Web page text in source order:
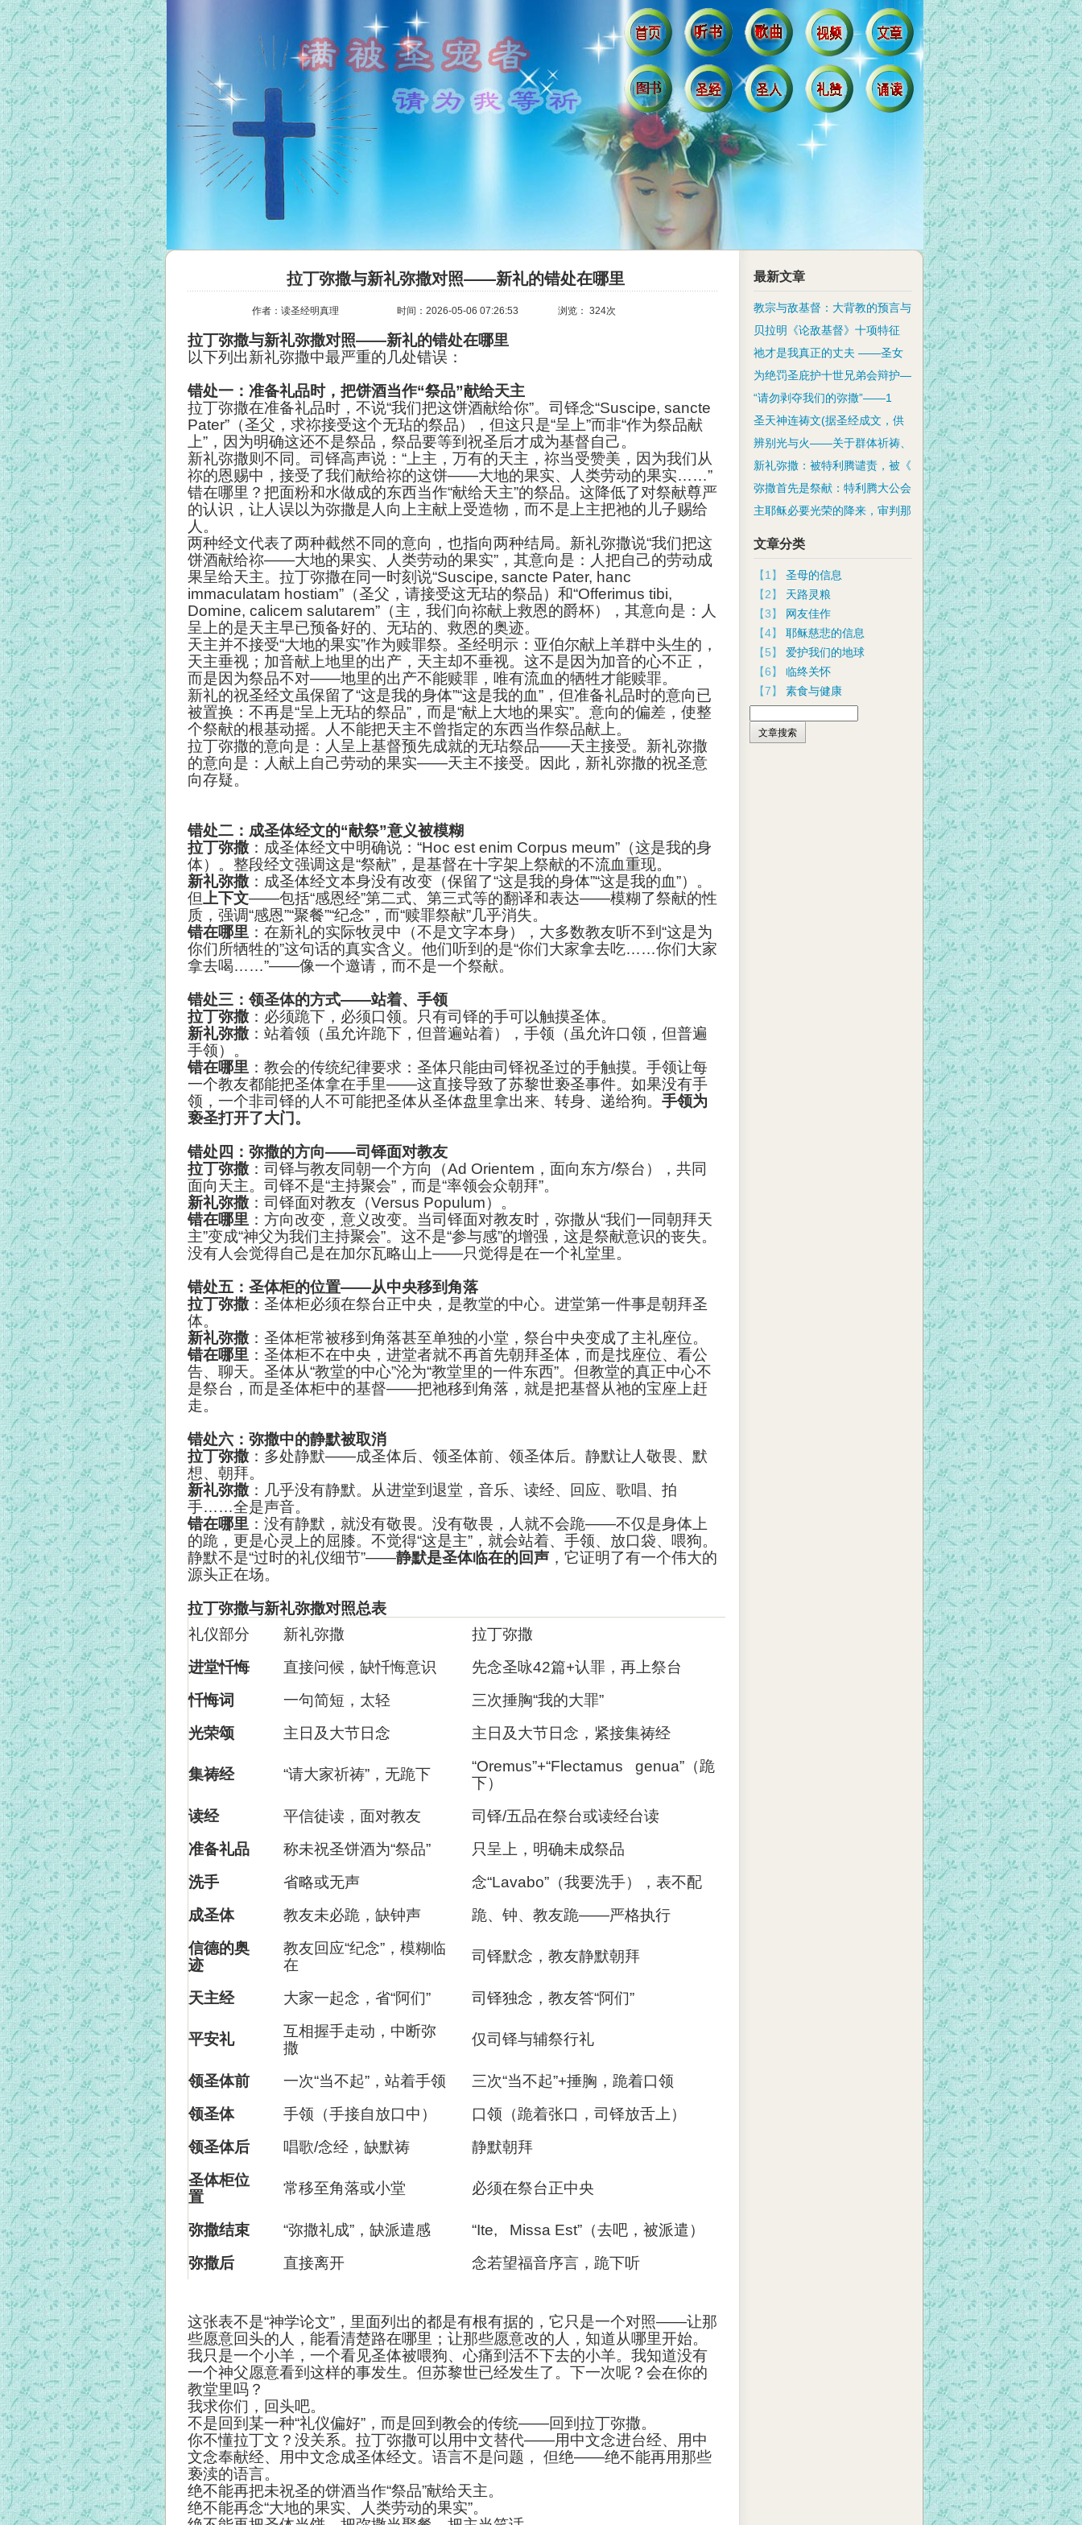
拉丁弥撒与新礼弥撒对照——新礼的错处在哪里
作者：读圣经明真理 时间：2026-05-06 07:26:53 浏览： 324次
拉丁弥撒与新礼弥撒对照——新礼的错处在哪里
以下列出新礼弥撒中最严重的几处错误：
错处一：准备礼品时，把饼酒当作“祭品”献给天主
拉丁弥撒在准备礼品时，不说“我们把这饼酒献给你”。司铎念“Suscipe, sancte
Pater”（圣父，求祢接受这个无玷的祭品），但这只是“呈上”而非“作为祭品献
上”，因为明确这还不是祭品，祭品要等到祝圣后才成为基督自己。
新礼弥撒则不同。司铎高声说：“上主，万有的天主，祢当受赞美，因为我们从
祢的恩赐中，接受了我们献给祢的这饼——大地的果实、人类劳动的果实……”
错在哪里？把面粉和水做成的东西当作“献给天主”的祭品。这降低了对祭献尊严
的认识，让人误以为弥撒是人向上主献上受造物，而不是上主把祂的儿子赐给
人。
两种经文代表了两种截然不同的意向，也指向两种结局。新礼弥撒说“我们把这
饼酒献给祢——大地的果实、人类劳动的果实”，其意向是：人把自己的劳动成
果呈给天主。拉丁弥撒在同一时刻说“Suscipe, sancte Pater, hanc
immaculatam hostiam”（圣父，请接受这无玷的祭品）和“Offerimus tibi,
Domine, calicem salutarem”（主，我们向祢献上救恩的爵杯），其意向是：人
呈上的是天主早已预备好的、无玷的、救恩的奥迹。
天主并不接受“大地的果实”作为赎罪祭。圣经明示：亚伯尔献上羊群中头生的，
天主垂视；加音献上地里的出产，天主却不垂视。这不是因为加音的心不正，
而是因为祭品不对——地里的出产不能赎罪，唯有流血的牺牲才能赎罪。
新礼的祝圣经文虽保留了“这是我的身体”“这是我的血”，但准备礼品时的意向已
被置换：不再是“呈上无玷的祭品”，而是“献上大地的果实”。意向的偏差，使整
个祭献的根基动摇。人不能把天主不曾指定的东西当作祭品献上。
拉丁弥撒的意向是：人呈上基督预先成就的无玷祭品——天主接受。新礼弥撒
的意向是：人献上自己劳动的果实——天主不接受。因此，新礼弥撒的祝圣意
向存疑。
错处二：成圣体经文的“献祭”意义被模糊
拉丁弥撒：成圣体经文中明确说：“Hoc est enim Corpus meum”（这是我的身
体）。整段经文强调这是“祭献”，是基督在十字架上祭献的不流血重现。
新礼弥撒：成圣体经文本身没有改变（保留了“这是我的身体”“这是我的血”）。
但上下文——包括“感恩经”第二式、第三式等的翻译和表达——模糊了祭献的性
质，强调“感恩”“聚餐”“纪念”，而“赎罪祭献”几乎消失。
错在哪里 ：在新礼的实际牧灵中（不是文字本身），大多数教友听不到“这是为
你们所牺牲的”这句话的真实含义。他们听到的是“你们大家拿去吃……你们大家
拿去喝……”——像一个邀请，而不是一个祭献。
错处三：领圣体的方式——站着、手领
拉丁弥撒：必须跪下，必须口领。只有司铎的手可以触摸圣体。
新礼弥撒：站着领（虽允许跪下，但普遍站着），手领（虽允许口领，但普遍
手领）。
错在哪里 ：教会的传统纪律要求：圣体只能由司铎祝圣过的手触摸。手领让每
一个教友都能把圣体拿在手里——这直接导致了苏黎世亵圣事件。如果没有手
领，一个非司铎的人不可能把圣体从圣体盘里拿出来、转身、递给狗。 手领为
亵圣打开了大门。
错处四：弥撒的方向——司铎面对教友
拉丁弥撒：司铎与教友同朝一个方向（Ad Orientem，面向东方/祭台），共同
面向天主。司铎不是“主持聚会”，而是“率领会众朝拜”。
新礼弥撒：司铎面对教友（Versus Populum）。
错在哪里 ：方向改变，意义改变。当司铎面对教友时，弥撒从“我们一同朝拜天
主”变成“神父为我们主持聚会”。这不是“参与感”的增强，这是祭献意识的丧失。
没有人会觉得自己是在加尔瓦略山上——只觉得是在一个礼堂里。
错处五：圣体柜的位置——从中央移到角落
拉丁弥撒：圣体柜必须在祭台正中央，是教堂的中心。进堂第一件事是朝拜圣
体。
新礼弥撒：圣体柜常被移到角落甚至单独的小堂，祭台中央变成了主礼座位。
错在哪里 ：圣体柜不在中央，进堂者就不再首先朝拜圣体，而是找座位、看公
告、聊天。圣体从“教堂的中心”沦为“教堂里的一件东西”。但教堂的真正中心不
是祭台，而是圣体柜中的基督——把祂移到角落，就是把基督从祂的宝座上赶
走。
错处六：弥撒中的静默被取消
拉丁弥撒：多处静默——成圣体后、领圣体前、领圣体后。静默让人敬畏、默
想、朝拜。
新礼弥撒：几乎没有静默。从进堂到退堂，音乐、读经、回应、歌唱、拍
手……全是声音。
错在哪里 ：没有静默，就没有敬畏。没有敬畏，人就不会跪——不仅是身体上
的跪，更是心灵上的屈膝。不觉得“这是主”，就会站着、手领、放口袋、喂狗。
静默不是“过时的礼仪细节”——静默是圣体临在的回声 ，它证明了有一个伟大的
源头正在场。
拉丁弥撒与新礼弥撒对照总表
礼仪部分
新礼弥撒
拉丁弥撒
进堂忏悔
直接问候，缺忏悔意识
先念圣咏42篇+认罪，再上祭台
忏悔词
一句简短，太轻
三次捶胸“我的大罪”
光荣颂
主日及大节日念 主日及大节日念，紧接集祷经
集祷经 “请大家祈祷”，无跪下 “Oremus”+“Flectamus genua” （跪
下）
读经
平信徒读，面对教友
司铎/五品在祭台或读经台读
准备礼品
称未祝圣饼酒为“祭品”
只呈上，明确未成祭品
洗手
省略或无声
念“Lavabo”（我要洗手），表不配
成圣体
教友未必跪，缺钟声
跪、钟、教友跪——严格执行
信德的奥
迹
教友回应“纪念”，模糊临
在
司铎默念，教友静默朝拜
天主经 大家一起念，省“阿们” 司铎独念，教友答“阿们”
平安礼
互相握手走动，中断弥
撒
仅司铎与辅祭行礼
领圣体前 一次“当不起”，站着手领
三次“当不起”+捶胸，跪着口领
领圣体
手领（手接自放口中）
口领（跪着张口，司铎放舌上）
领圣体后
唱歌/念经，缺默祷
静默朝拜
圣体柜位
置
常移至角落或小堂 必须在祭台正中央
弥撒结束 “弥撒礼成”，缺派遣感 “Ite, Missa Est” （去吧，被派遣）
弥撒后
直接离开 念若望福音序言，跪下听
这张表不是“神学论文”，里面列出的都是有根有据的，它只是一个对照——让那
些愿意回头的人，能看清楚路在哪里；让那些愿意改的人，知道从哪里开始。
我只是一个小羊，一个看见圣体被喂狗、心痛到活不下去的小羊。我知道没有
一个神父愿意看到这样的事发生。但苏黎世已经发生了。下一次呢？会在你的
教堂里吗？
我求你们，回头吧。
不是回到某一种“礼仪偏好”，而是回到教会的传统——回到拉丁弥撒。
你不懂拉丁文？没关系。拉丁弥撒可以用中文替代——用中文念进台经、用中
文念奉献经、用中文念成圣体经文。语言不是问题， 但绝——绝不能再用那些
亵渎的语言。
绝不能再把未祝圣的饼酒当作“祭品”献给天主。
绝不能再念“大地的果实、人类劳动的果实”。
最新文章
教宗与敌基督：大背教的预言与
贝拉明《论敌基督》十项特征
祂才是我真正的丈夫 ——圣女
为绝罚圣庇护十世兄弟会辩护—
“请勿剥夺我们的弥撒”——1
圣天神连祷文(据圣经成文，供
辨别光与火——关于群体祈祷、
新礼弥撒：被特利腾谴责，被《
弥撒首先是祭献：特利腾大公会
主耶稣必要光荣的降来，审判那
文章分类
【1】 圣母的信息
【2】 天路灵粮
【3】 网友佳作
【4】 耶稣慈悲的信息
【5】 爱护我们的地球
【6】 临终关怀
【7】 素食与健康